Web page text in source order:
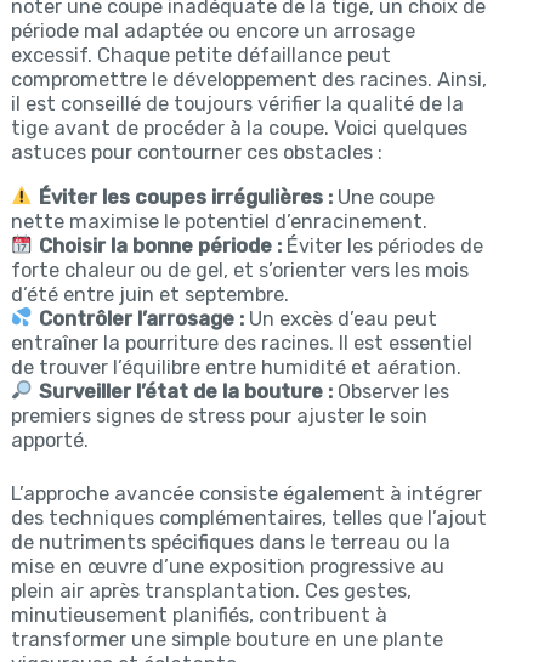
noter une coupe inadéquate de la tige, un choix de
période mal adaptée ou encore un arrosage
excessif. Chaque petite défaillance peut
compromettre le développement des racines. Ainsi,
il est conseillé de toujours vérifier la qualité de la
tige avant de procéder à la coupe. Voici quelques
astuces pour contourner ces obstacles :
Éviter les coupes irrégulières :Une coupe
nette maximise le potentiel d’enracinement.
Choisir la bonne période :Éviter les périodes de
forte chaleur ou de gel, et s’orienter vers les mois
d’été entre juin et septembre.
Contrôler l’arrosage :Un excès d’eau peut
entraîner la pourriture des racines. Il est essentiel
de trouver l’équilibre entre humidité et aération.
Surveiller l’état de la bouture :Observer les
premiers signes de stress pour ajuster le soin
apporté.
L’approche avancée consiste également à intégrer
des techniques complémentaires, telles que l’ajout
de nutriments spécifiques dans le terreau ou la
mise en œuvre d’une exposition progressive au
plein air après transplantation. Ces gestes,
minutieusement planifiés, contribuent à
transformer une simple bouture en une plante